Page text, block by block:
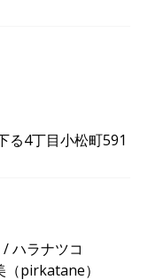
る4丁目小松町591
ハラナツコ
（pirkatane）